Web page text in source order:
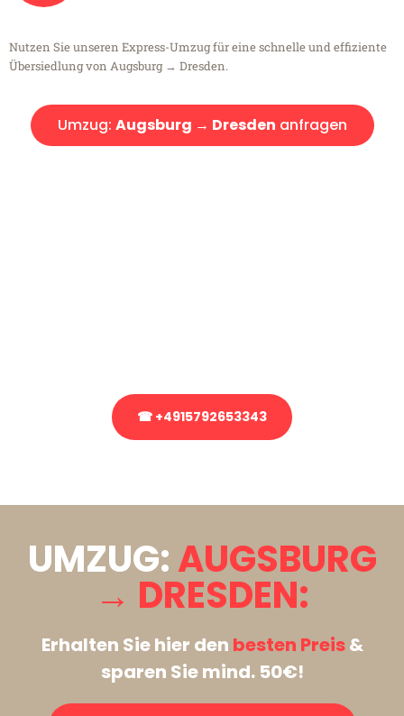
Nutzen Sie unseren Express-Umzug für eine schnelle und effiziente
Übersiedlung von Augsburg → Dresden.
Umzug: Augsburg → Dresden anfragen
☎ +4915792653343
UMZUG:AUGSBURG
→ DRESDEN:
Erhalten Sie hier den besten Preis&
sparen Sie mind. 50€!